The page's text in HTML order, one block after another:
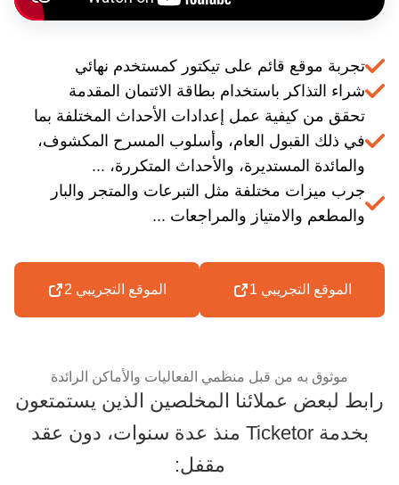
تجربة موقع قائم على تيكتور كمستخدم نهائي
شراء التذاكر باستخدام بطاقة الائتمان المقدمة
تحقق من كيفية عمل إعدادات الأحداث المختلفة بما
في ذلك القبول العام، وأسلوب المسرح المكشوف،
والمائدة المستديرة، والأحداث المتكررة، ...
جرب ميزات مختلفة مثل التبرعات والمتجر والبار
والمطعم والامتياز والمراجعات ...
الموقع التجريبي 1 الموقع التجريبي 2
موثوق به من قبل
موثوق به من قبل منظمي الفعاليات والأماكن الرائدة
رابط لبعض عملائنا المخلصين الذين يستمتعون
بخدمة Ticketor منذ عدة سنوات، دون عقد
مقفل: